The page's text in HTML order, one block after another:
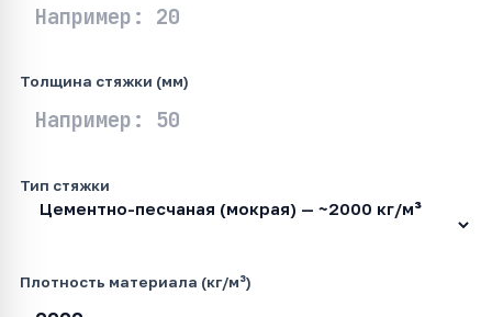
Толщина стяжки (мм)
Тип стяжки
Плотность материала (кг/м³)